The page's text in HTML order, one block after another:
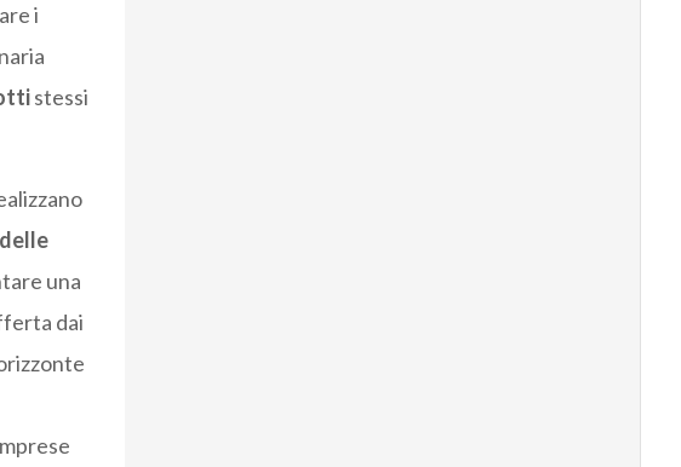
i
stessi
una
dai